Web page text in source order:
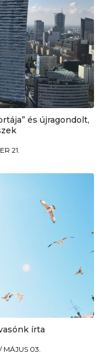
és újragondolt,
21.
írta
/ MÁJUS 03.